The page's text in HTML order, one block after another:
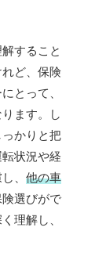
解すること
ど、保険
とって、
ます。し
かりと把
状況や経
、 他の車
選びがで
理解し、